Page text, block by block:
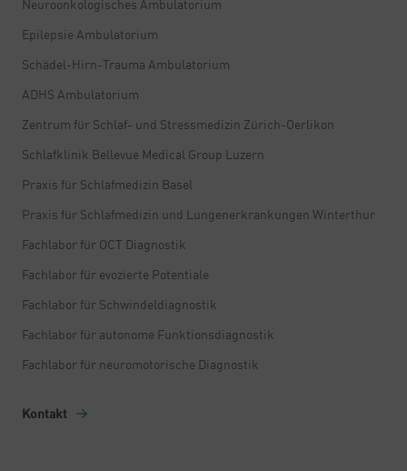
Neuroonkologisches Ambulatorium
Epilepsie Ambulatorium
Schädel-Hirn-Trauma Ambulatorium
ADHS Ambulatorium
Zentrum für Schlaf- und Stressmedizin Zürich-Oerlikon
Schlafklinik Bellevue Medical Group Luzern
Praxis für Schlafmedizin Basel
Praxis für Schlafmedizin und Lungenerkrankungen Winterthur
Fachlabor für OCT Diagnostik
Fachlabor für evozierte Potentiale
Fachlabor für Schwindeldiagnostik
Fachlabor für autonome Funktionsdiagnostik
Fachlabor für neuromotorische Diagnostik
Kontakt